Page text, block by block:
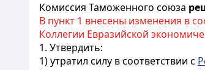
Комиссия Таможенного союза
В пункт 1 внесены изменения в
Коллегии Евразийской
1. Утвердить:
1) утратил силу в соответствии с